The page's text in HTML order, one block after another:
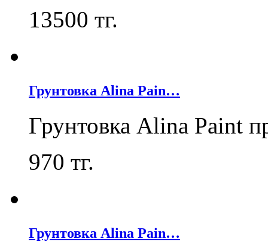
13500 тг.
Грунтовка Alina Pain…
Грунтовка Alina Paint
970 тг.
Грунтовка Alina Pain…